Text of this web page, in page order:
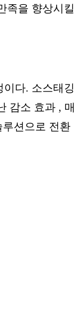
족을 향상시킬
이다. 소스태깅
감소 효과 , 매
션으로 전환